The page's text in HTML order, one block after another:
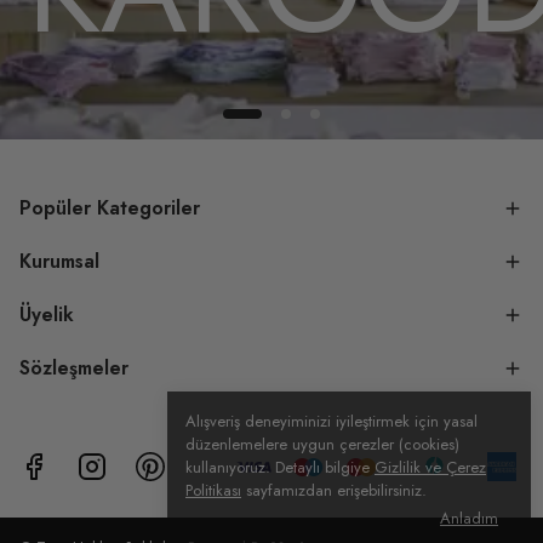
Alışveriş deneyiminizi iyileştirmek için yasal
düzenlemelere uygun çerezler (cookies)
kullanıyoruz. Detaylı bilgiyeGizlilik ve Çerez
Politikası sayfamızdan erişebilirsiniz.
Anladım
Popüler Kategoriler
Kurumsal
Üyelik
Sözleşmeler